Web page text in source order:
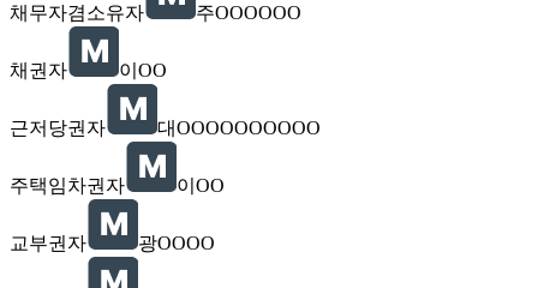
채무자겸소유자 주OOOOOO
채권자 이OO
근저당권자 대OOOOOOOOOO
주택임차권자 이OO
교부권자 광OOOO